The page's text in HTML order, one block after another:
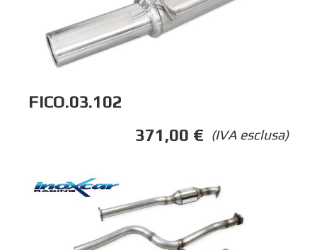
FICO.03.102
(IVA esclusa)
371,00 €